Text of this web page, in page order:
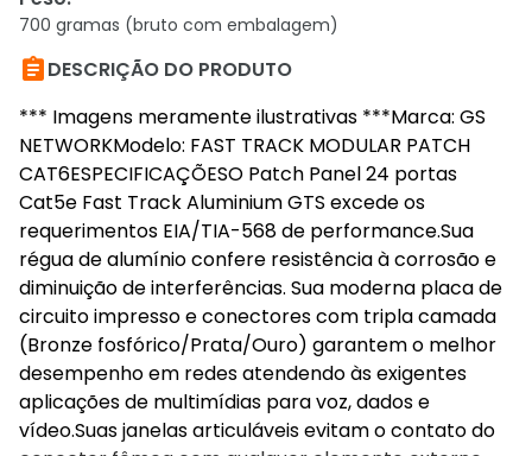
700 gramas (bruto com embalagem)
DESCRIÇÃO DO PRODUTO
*** Imagens meramente ilustrativas ***Marca: GS
NETWORKModelo: FAST TRACK MODULAR PATCH
CAT6ESPECIFICAÇÕESO Patch Panel 24 portas
Cat5e Fast Track Aluminium GTS excede os
requerimentos EIA/TIA-568 de performance.Sua
régua de alumínio confere resistência à corrosão e
diminuição de interferências. Sua moderna placa de
circuito impresso e conectores com tripla camada
(Bronze fosfórico/Prata/Ouro) garantem o melhor
desempenho em redes atendendo às exigentes
aplicações de multimídias para voz, dados e
vídeo.Suas janelas articuláveis evitam o contato do